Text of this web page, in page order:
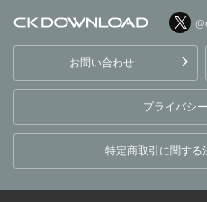
ョンが運営する公式動画配
信サイト
お問い合わせ
プライバシ
特定商取引に関する